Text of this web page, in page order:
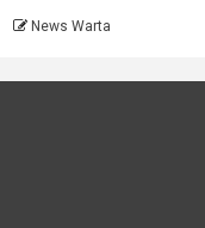
News Warta